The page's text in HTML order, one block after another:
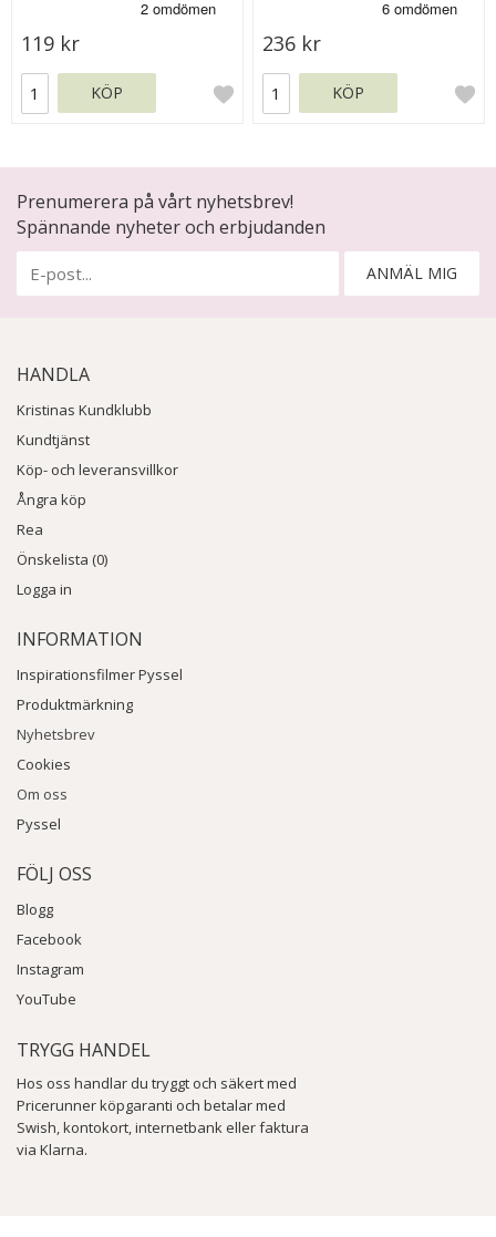
119 kr
KÖP
236 kr
KÖP
Prenumerera på vårt nyhetsbrev!
Spännande nyheter och erbjudanden
ANMÄL MIG
HANDLA
Kristinas Kundklubb
Kundtjänst
Köp- och leveransvillkor
Ångra köp
Rea
Önskelista (0)
Logga in
INFORMATION
Inspirationsfilmer Pyssel
Produktmärkning
Nyhetsbrev
Cookies
Om oss
Pyssel
FÖLJ OSS
Blogg
Facebook
Instagram
YouTube
TRYGG HANDEL
Hos oss handlar du tryggt och säkert med
Pricerunner köpgaranti och betalar med
Swish, kontokort, internetbank eller faktura
via Klarna.